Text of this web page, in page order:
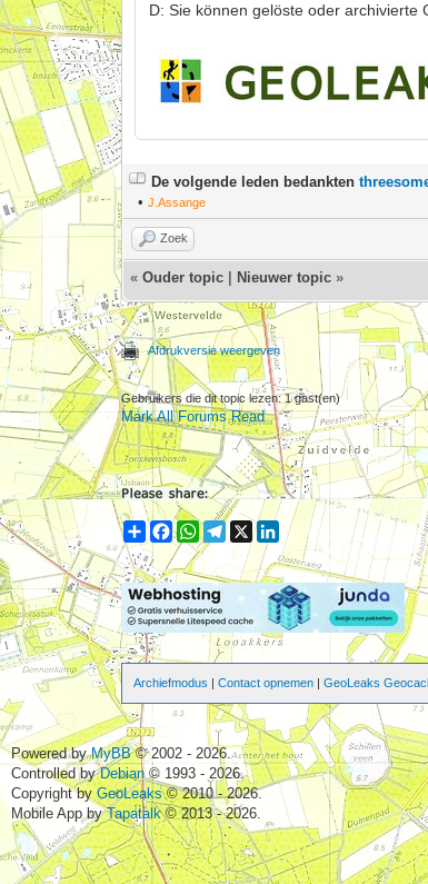
D: Sie können gelöste oder archivierte
De volgende leden bedankten
•J.Assange
Zoek
«Ouder topic Nieuwer topic »
Afdrukversie weergeven
Gebruikers die dit topic lezen: 1 gast(en)
Mark All Forums Read
ShareFacebook
WhatsApp
Telegram
X LinkedIn
Archiefmodus |Contact opnemen |GeoLeaks
Powered byMyBB© 2002 - 2026.
Controlled byDebian© 1993 - 2026.
Copyright byGeoLeaks© 2010 - 2026.
Mobile App byTapatalk© 2013 - 2026.